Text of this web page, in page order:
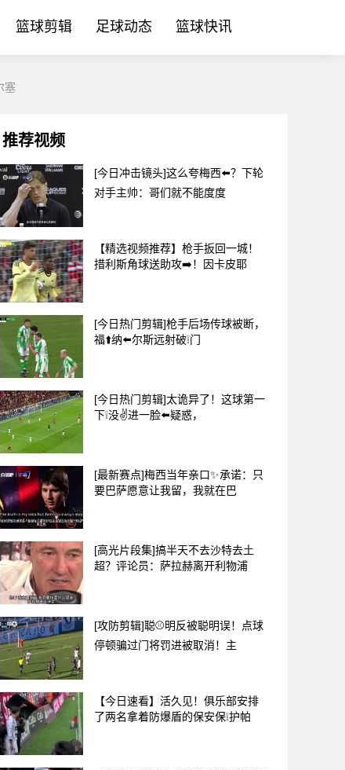
篮球剪辑 足球动态 篮球快讯
塞
推荐视频
[今日冲击镜头]这么夸梅西⬅️？下轮
对手主帅：哥们就不能度度
【精选视频推荐】枪手扳回一城！
措利斯角球送助攻➡️！因卡皮耶
[今日热门剪辑]枪手后场传球被断，
福⬆️纳⬅️尔斯远射破❕门
[今日热门剪辑]太诡异了！这球第一
下❕没✌️进一脸⬅️疑惑，
[最新赛点]梅西当年亲口✨承诺：只
要巴萨愿意让我留，我就在巴
[高光片段集]搞半天不去沙特去土
超？评论员：萨拉赫离开利物浦
[攻防剪辑]聪⚾明反被聪明误！点球
停顿骗过门将罚进被取消！主
【今日速看】活久见！俱乐部安排
了两名拿着防爆盾的保安保❕护帕